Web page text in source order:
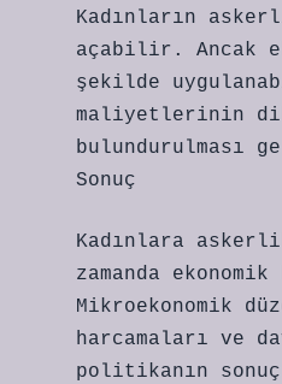
Kadınların
açabilir. Ancak
şekilde
maliyetlerinin
bulundurulması
Sonuç
Kadınlara
zamanda
Mikroekonomik
harcamaları ve
politikanın